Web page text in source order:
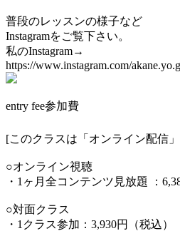
普段のレッスンの様子など
Instagramをご覧下さい。
私のInstagram→
https://www.instagram.com/
entry fee参加費
[このクラスは「オンライン配信
○オンライン視聴
・1ヶ月全コンテンツ見放題 ：
○対面クラス
・1クラス参加：3,930円（税込）